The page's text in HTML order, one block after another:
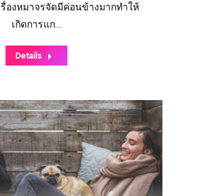
องหมาจรจัดมีค่อนข้างมากทำให้
เกิดการแก…
Details